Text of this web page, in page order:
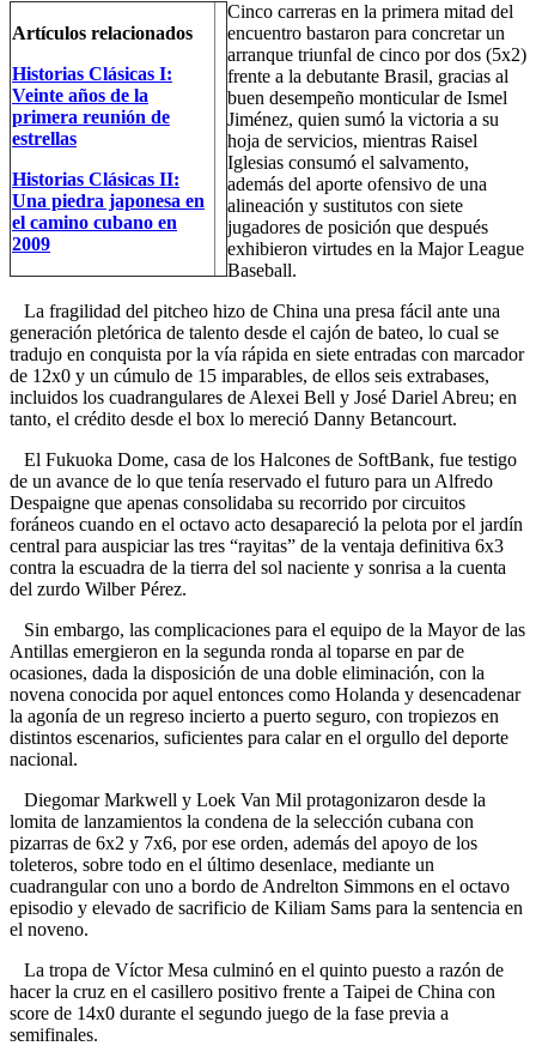
Artículos relacionados
Historias Clásicas I:
Veinte años de la
primera reunión de
estrellas
Historias Clásicas II:
Una piedra japonesa en
el camino cubano en
2009
Cinco carreras en la primera mitad del
encuentro bastaron para concretar un
arranque triunfal de cinco por dos (5x2)
frente a la debutante Brasil, gracias al
buen desempeño monticular de Ismel
Jiménez, quien sumó la victoria a su
hoja de servicios, mientras Raisel
Iglesias consumó el salvamento,
además del aporte ofensivo de una
alineación y sustitutos con siete
jugadores de posición que después
exhibieron virtudes en la Major League
Baseball.
La fragilidad del pitcheo hizo de China una presa fácil ante una
generación pletórica de talento desde el cajón de bateo, lo cual se
tradujo en conquista por la vía rápida en siete entradas con marcador
de 12x0 y un cúmulo de 15 imparables, de ellos seis extrabases,
incluidos los cuadrangulares de Alexei Bell y José Dariel Abreu; en
tanto, el crédito desde el box lo mereció Danny Betancourt.
El Fukuoka Dome, casa de los Halcones de SoftBank, fue testigo
de un avance de lo que tenía reservado el futuro para un Alfredo
Despaigne que apenas consolidaba su recorrido por circuitos
foráneos cuando en el octavo acto desapareció la pelota por el jardín
central para auspiciar las tres “rayitas” de la ventaja definitiva 6x3
contra la escuadra de la tierra del sol naciente y sonrisa a la cuenta
del zurdo Wilber Pérez.
Sin embargo, las complicaciones para el equipo de la Mayor de las
Antillas emergieron en la segunda ronda al toparse en par de
ocasiones, dada la disposición de una doble eliminación, con la
novena conocida por aquel entonces como Holanda y desencadenar
la agonía de un regreso incierto a puerto seguro, con tropiezos en
distintos escenarios, suficientes para calar en el orgullo del deporte
nacional.
Diegomar Markwell y Loek Van Mil protagonizaron desde la
lomita de lanzamientos la condena de la selección cubana con
pizarras de 6x2 y 7x6, por ese orden, además del apoyo de los
toleteros, sobre todo en el último desenlace, mediante un
cuadrangular con uno a bordo de Andrelton Simmons en el octavo
episodio y elevado de sacrificio de Kiliam Sams para la sentencia en
el noveno.
La tropa de Víctor Mesa culminó en el quinto puesto a razón de
hacer la cruz en el casillero positivo frente a Taipei de China con
score de 14x0 durante el segundo juego de la fase previa a
semifinales.